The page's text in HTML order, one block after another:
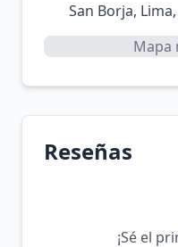
San Borja,
Mapa
Reseñas
¡Sé el